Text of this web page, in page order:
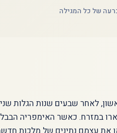
של כל המגילה
לאחר שבעים שנות הגלות
במזרח. כאשר האימפריה